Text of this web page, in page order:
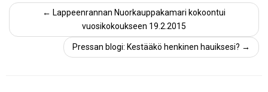
← Lappeenrannan Nuorkauppakamari kokoontui
vuosikokoukseen 19.2.2015
Pressan blogi: Kestääkö henkinen hauiksesi? →